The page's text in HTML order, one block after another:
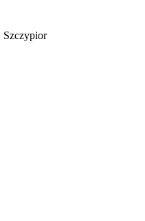
Szczypior